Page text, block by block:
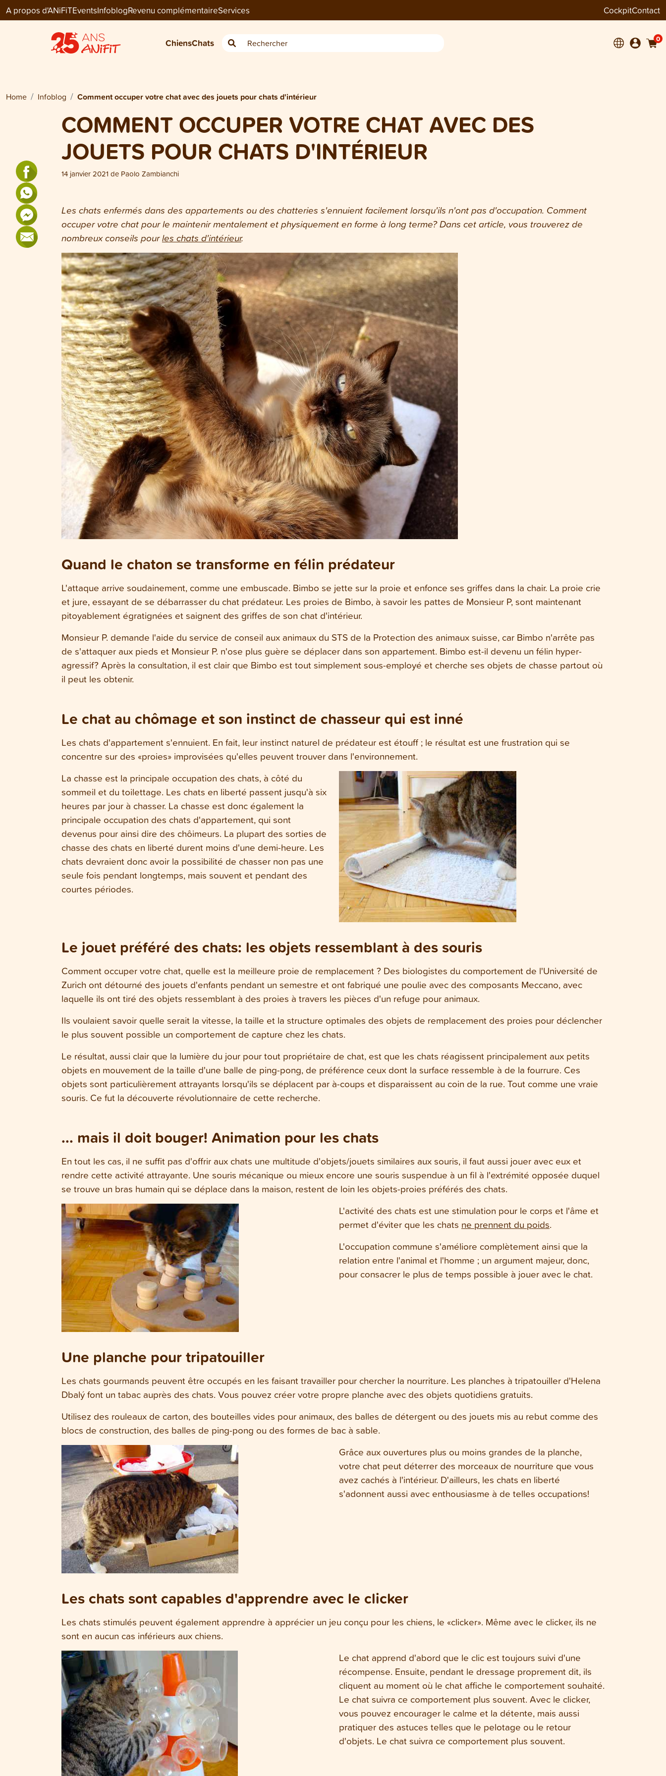
A propos d'ANiFiTEventsInfoblogRevenu complémentaireServices CockpitContact
ChiensChats 0
Home Infoblog Comment occuper votre chat avec des jouets pour chats d'intérieur
COMMENT OCCUPER VOTRE CHAT AVEC DES
JOUETS POUR CHATS D'INTÉRIEUR
14 janvier 2021 de Paolo Zambianchi
Les chats enfermés dans des appartements ou des chatteries s'ennuient facilement lorsqu'ils n'ont pas d'occupation. Comment
occuper votre chat pour le maintenir mentalement et physiquement en forme à long terme? Dans cet article, vous trouverez de
nombreux conseils pourles chats d'intérieur.
Quand le chaton se transforme en félin prédateur
L'attaque arrive soudainement, comme une embuscade. Bimbo se jette sur la proie et enfonce ses griffes dans la chair. La proie crie
et jure, essayant de se débarrasser du chat prédateur. Les proies de Bimbo, à savoir les pattes de Monsieur P, sont maintenant
pitoyablement égratignées et saignent des griffes de son chat d'intérieur.
Monsieur P. demande l'aide du service de conseil aux animaux du STS de la Protection des animaux suisse, car Bimbo n'arrête pas
de s'attaquer aux pieds et Monsieur P. n'ose plus guère se déplacer dans son appartement. Bimbo est-il devenu un félin hyper-
agressif? Après la consultation, il est clair que Bimbo est tout simplement sous-employé et cherche ses objets de chasse partout où
il peut les obtenir.
Le chat au chômage et son instinct de chasseur qui est inné
Les chats d'appartement s'ennuient. En fait, leur instinct naturel de prédateur est étouff ; le résultat est une frustration qui se
concentre sur des «proies» improvisées qu'elles peuvent trouver dans l'environnement.
La chasse est la principale occupation des chats, à côté du
sommeil et du toilettage. Les chats en liberté passent jusqu'à six
heures par jour à chasser. La chasse est donc également la
principale occupation des chats d'appartement, qui sont
devenus pour ainsi dire des chôimeurs. La plupart des sorties de
chasse des chats en liberté durent moins d'une demi-heure. Les
chats devraient donc avoir la possibilité de chasser non pas une
seule fois pendant longtemps, mais souvent et pendant des
courtes périodes.
Le jouet préféré des chats: les objets ressemblant à des souris
Comment occuper votre chat, quelle est la meilleure proie de remplacement ? Des biologistes du comportement de l'Université de
Zurich ont détourné des jouets d'enfants pendant un semestre et ont fabriqué une poulie avec des composants Meccano, avec
laquelle ils ont tiré des objets ressemblant à des proies à travers les pièces d'un refuge pour animaux.
Ils voulaient savoir quelle serait la vitesse, la taille et la structure optimales des objets de remplacement des proies pour déclencher
le plus souvent possible un comportement de capture chez les chats.
Le résultat, aussi clair que la lumière du jour pour tout propriétaire de chat, est que les chats réagissent principalement aux petits
objets en mouvement de la taille d'une balle de ping-pong, de préférence ceux dont la surface ressemble à de la fourrure. Ces
objets sont particulièrement attrayants lorsqu'ils se déplacent par à-coups et disparaissent au coin de la rue. Tout comme une vraie
souris. Ce fut la découverte révolutionnaire de cette recherche.
... mais il doit bouger! Animation pour les chats
En tout les cas, il ne suffit pas d'offrir aux chats une multitude d'objets/jouets similaires aux souris, il faut aussi jouer avec eux et
rendre cette activité attrayante. Une souris mécanique ou mieux encore une souris suspendue à un fil à l'extrémité opposée duquel
se trouve un bras humain qui se déplace dans la maison, restent de loin les objets-proies préférés des chats.
L'activité des chats est une stimulation pour le corps et l'âme et
permet d'éviter que les chats ne prennent du poids.
L'occupation commune s'améliore complètement ainsi que la
relation entre l'animal et l'homme ; un argument majeur, donc,
pour consacrer le plus de temps possible à jouer avec le chat.
Une planche pour tripatouiller
Les chats gourmands peuvent être occupés en les faisant travailler pour chercher la nourriture. Les planches à tripatouiller d'Helena
Dbalý font un tabac auprès des chats. Vous pouvez créer votre propre planche avec des objets quotidiens gratuits.
Utilisez des rouleaux de carton, des bouteilles vides pour animaux, des balles de détergent ou des jouets mis au rebut comme des
blocs de construction, des balles de ping-pong ou des formes de bac à sable.
Grâce aux ouvertures plus ou moins grandes de la planche,
votre chat peut déterrer des morceaux de nourriture que vous
avez cachés à l'intérieur. D'ailleurs, les chats en liberté
s'adonnent aussi avec enthousiasme à de telles occupations!
Les chats sont capables d'apprendre avec le clicker
Les chats stimulés peuvent également apprendre à apprécier un jeu conçu pour les chiens, le «clicker». Même avec le clicker, ils ne
sont en aucun cas inférieurs aux chiens.
Le chat apprend d'abord que le clic est toujours suivi d'une
récompense. Ensuite, pendant le dressage proprement dit, ils
cliquent au moment où le chat affiche le comportement souhaité.
Le chat suivra ce comportement plus souvent. Avec le clicker,
vous pouvez encourager le calme et la détente, mais aussi
pratiquer des astuces telles que le pelotage ou le retour
d'objets. Le chat suivra ce comportement plus souvent.